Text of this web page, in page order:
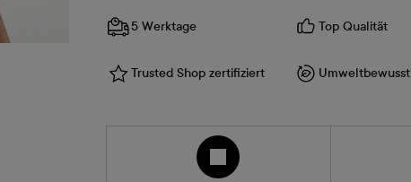
5 Werktage Top Qualität
Trusted Shop zertifiziert Umweltbewusst